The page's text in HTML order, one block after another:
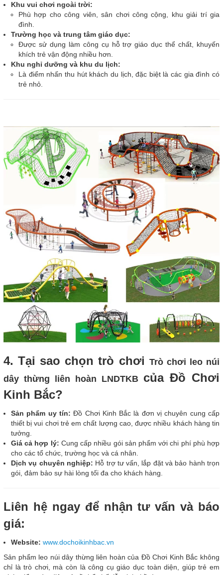
Khu vui chơi ngoài trời:
Phù hợp cho công viên, sân chơi công cộng, khu giải trí gia
đình.
Trường học và trung tâm giáo dục:
Được sử dụng làm công cụ hỗ trợ giáo dục thể chất, khuyến
khích trẻ vận động nhiều hơn.
Khu nghỉ dưỡng và khu du lịch:
Là điểm nhấn thu hút khách du lịch, đặc biệt là các gia đình có
trẻ nhỏ.
4. Tại sao chọn trò chơi Trò chơi leo núi
dây thừng liên hoàn LNDTKB của Đồ Chơi
Kinh Bắc?
Sản phẩm uy tín: Đồ Chơi Kinh Bắc là đơn vị chuyên cung cấp
thiết bị vui chơi trẻ em chất lượng cao, được nhiều khách hàng tin
tưởng.
Giá cả hợp lý: Cung cấp nhiều gói sản phẩm với chi phí phù hợp
cho các tổ chức, trường học và cá nhân.
Dịch vụ chuyên nghiệp: Hỗ trợ tư vấn, lắp đặt và bảo hành trọn
gói, đảm bảo sự hài lòng tối đa cho khách hàng.
Liên hệ ngay để nhận tư vấn và báo
giá:
Website: www.dochoikinhbac.vn
Sản phẩm leo núi dây thừng liên hoàn của Đồ Chơi Kinh Bắc không
chỉ là trò chơi, mà còn là công cụ giáo dục toàn diện, giúp trẻ em